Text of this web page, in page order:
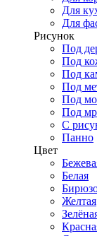
Для
Для
Рисунок
Под
Под
Под
Под
Под
Под
С
Панно
Цвет
Белая
Желтая